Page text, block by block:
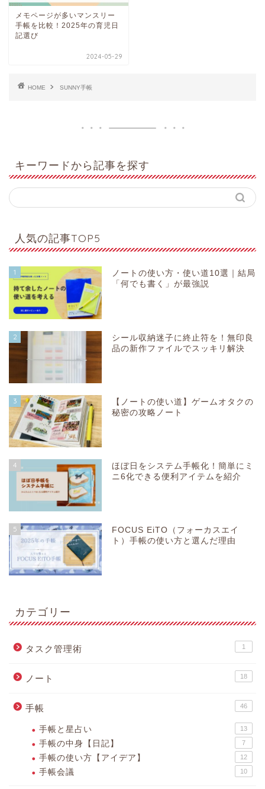
メモページが多いマンスリー
手帳を比較！2025年の育児日
記選び
2024-05-29
HOME SUNNY手帳
キーワードから記事を探す
人気の記事TOP5
1
ノートの使い方・使い道10選｜結局
「何でも書く」が最強説
2
シール収納迷子に終止符を！無印良
品の新作ファイルでスッキリ解決
3
【ノートの使い道】ゲームオタクの
秘密の攻略ノート
4
ほぼ日をシステム手帳化！簡単にミ
ニ6化できる便利アイテムを紹介
5
FOCUS EiTO（フォーカスエイ
ト）手帳の使い方と選んだ理由
カテゴリー
タスク管理術 1
ノート 18
手帳 46
手帳と星占い 13
手帳の中身【日記】 7
手帳の使い方【アイデア】 12
手帳会議 10